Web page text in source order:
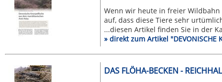
Wenn wir heute in freier
auf, dass diese Tiere sehr
...diesen Artikel finden Sie in der
» direkt zum Artikel "DEVONISCHE
DAS FLÖHA-BECKEN -